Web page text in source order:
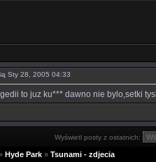
Sty 28, 2005 04:33
to juz ku*** dawno nie bylo,setki
Wyświetl posty z ostatnich:
Hyde Park » Tsunami - zdjecia